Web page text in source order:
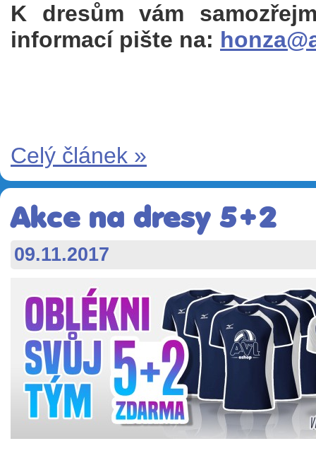
K dresům vám
informací pište na:
Celý článek »
Akce na dresy 5+2
09.11.2017